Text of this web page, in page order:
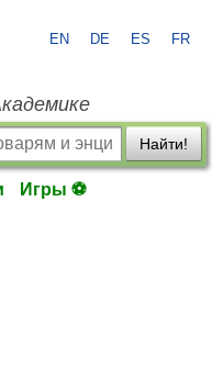
EN DE ES FR
Найти!
Игры ⚽